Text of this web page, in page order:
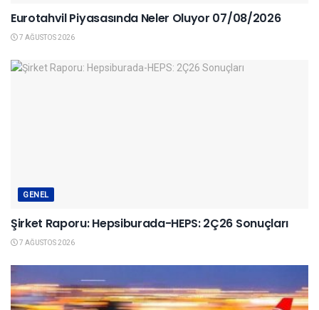
Eurotahvil Piyasasında Neler Oluyor 07/08/2026
7 AĞUSTOS 2026
GENEL
Şirket Raporu: Hepsiburada-HEPS: 2Ç26 Sonuçları
7 AĞUSTOS 2026